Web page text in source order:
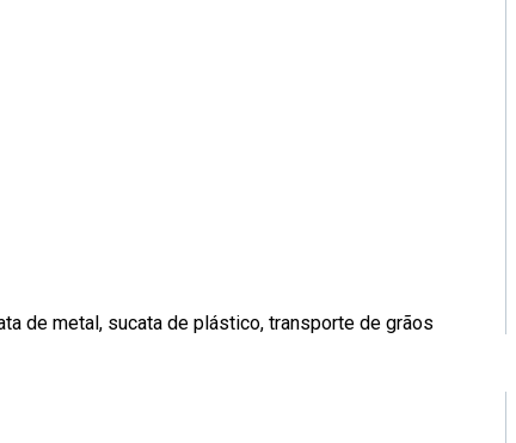
de metal, sucata de plástico, transporte de grãos